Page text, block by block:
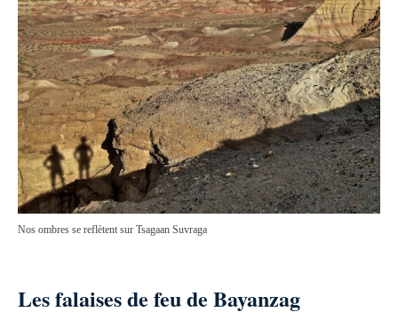
Nos ombres se reflètent sur Tsagaan Suvraga
Les falaises de feu de Bayanzag